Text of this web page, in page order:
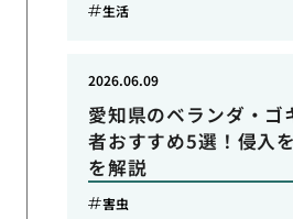
生活
愛知県のベランダ・ゴ
者おすすめ5選！侵入
を解説
2026.06.09
害虫